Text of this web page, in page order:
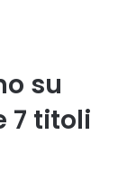
su
7 titoli